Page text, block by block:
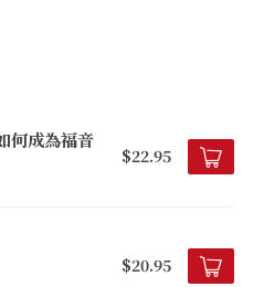
何成為福音
$22.95
$20.95